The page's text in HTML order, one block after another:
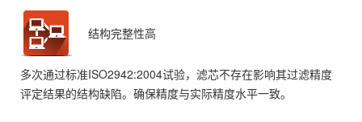
结构完整性高
多次通过标准ISO2942:2004试验，滤芯不存在影响其过滤精度
评定结果的结构缺陷。确保精度与实际精度水平一致。